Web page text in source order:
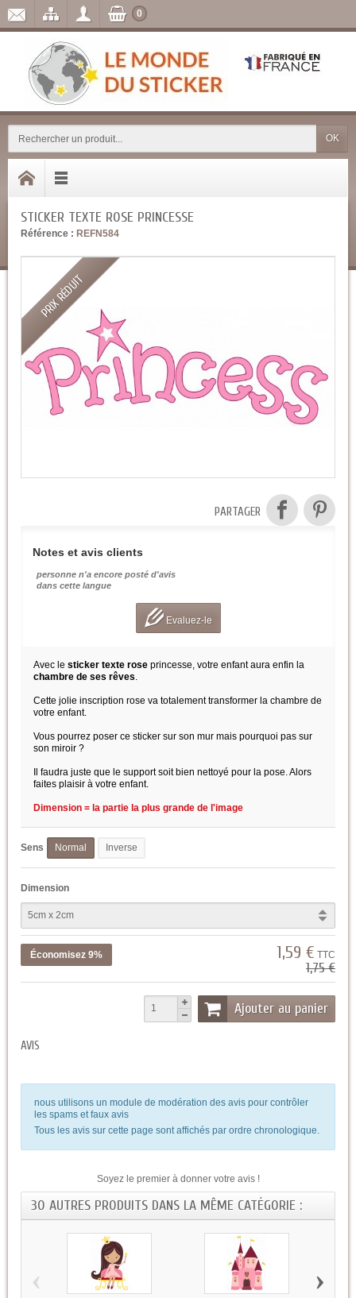
OK
0
STICKER TEXTE ROSE PRINCESSE
Référence : REFN584
PRIX RÉDUIT
PARTAGER
Notes et avis clients
personne n'a encore posté d'avis
dans cette langue
Evaluez-le
Avec le sticker texte rose princesse, votre enfant aura enfin la
chambre de ses rêves.
Cette jolie inscription rose va totalement transformer la chambre de
votre enfant.
Vous pourrez poser ce sticker sur son mur mais pourquoi pas sur
son miroir ?
Il faudra juste que le support soit bien nettoyé pour la pose. Alors
faites plaisir à votre enfant.
Dimension = la partie la plus grande de l'image
Sens Normal Inverse
Dimension
Économisez 9% 1,59 € TTC
1,75 €
Ajouter au panier
AVIS
nous utilisons un module de modération des avis pour contrôler
les spams et faux avis
Tous les avis sur cette page sont affichés par ordre chronologique.
Soyez le premier à donner votre avis !
30 AUTRES PRODUITS DANS LA MÊME CATÉGORIE :
‹ ›